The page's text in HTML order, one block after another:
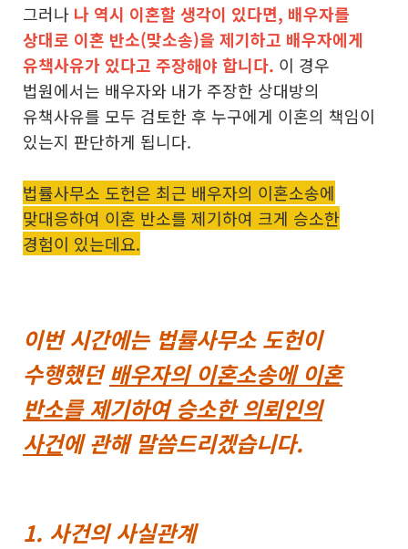
그러나 나 역시 이혼할 생각이 있다면, 배우자를
상대로 이혼 반소(맞소송)을 제기하고 배우자에게
유책사유가 있다고 주장해야 합니다. 이 경우
법원에서는 배우자와 내가 주장한 상대방의
유책사유를 모두 검토한 후 누구에게 이혼의 책임이
있는지 판단하게 됩니다.
법률사무소 도헌은 최근 배우자의 이혼소송에
맞대응하여 이혼 반소를 제기하여 크게 승소한
경험이 있는데요.
이번 시간에는 법률사무소 도헌이
수행했던배우자의 이혼소송에 이혼
반소를 제기하여 승소한 의뢰인의
사건에 관해 말씀드리겠습니다.
​1. 사건의 사실관계